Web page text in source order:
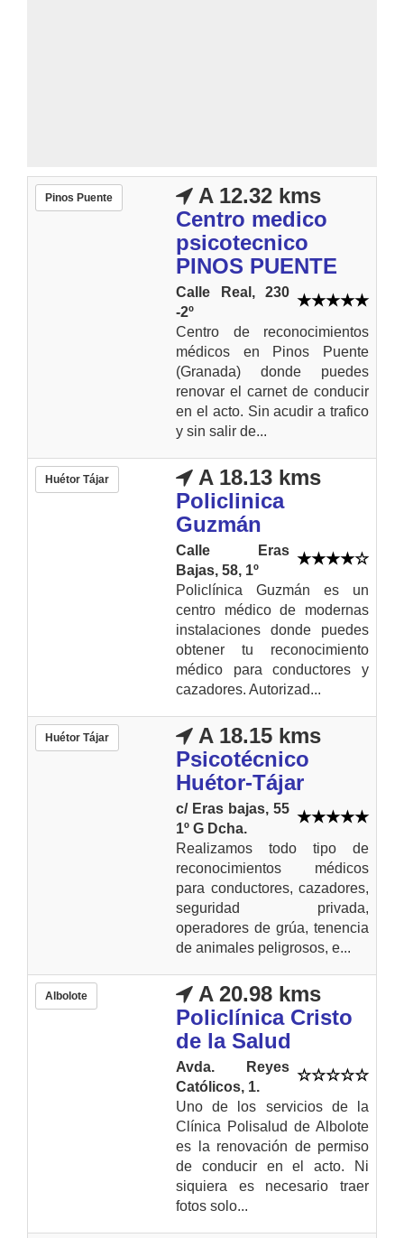
Pinos Puente
A 12.32 kms
Centro medico
psicotecnico
PINOS PUENTE
Calle Real, 230
-2º
Centro de reconocimientos
médicos en Pinos Puente
(Granada) donde puedes
renovar el carnet de conducir
en el acto. Sin acudir a trafico
y sin salir de...
Huétor Tájar
A 18.13 kms
Policlinica
Guzmán
Calle Eras
Bajas, 58, 1º
Policlínica Guzmán es un
centro médico de modernas
instalaciones donde puedes
obtener tu reconocimiento
médico para conductores y
cazadores. Autorizad...
Huétor Tájar
A 18.15 kms
Psicotécnico
Huétor-Tájar
c/ Eras bajas, 55
1º G Dcha.
Realizamos todo tipo de
reconocimientos médicos
para conductores, cazadores,
seguridad privada,
operadores de grúa, tenencia
de animales peligrosos, e...
Albolote
A 20.98 kms
Policlínica Cristo
de la Salud
Avda. Reyes
Católicos, 1.
Uno de los servicios de la
Clínica Polisalud de Albolote
es la renovación de permiso
de conducir en el acto. Ni
siquiera es necesario traer
fotos solo...